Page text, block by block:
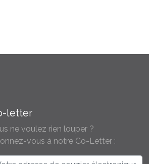
letter
ne voulez rien louper ?
vous à notre Co-Letter :